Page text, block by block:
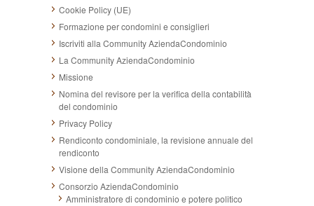
Cookie Policy (UE)
Formazione per condomini e consiglieri
Iscriviti alla Community AziendaCondominio
La Community AziendaCondominio
Missione
Nomina del revisore per la verifica della contabilità
del condominio
Privacy Policy
Rendiconto condominiale, la revisione annuale del
rendiconto
Visione della Community AziendaCondominio
Consorzio AziendaCondominio
Amministratore di condominio e potere politico